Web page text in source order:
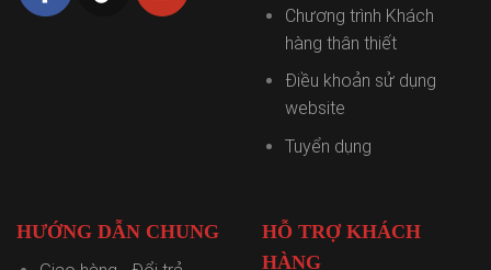
Chương trình Khách
hàng thân thiết
Điều khoản sử dụng
website
Tuyển dụng
HƯỚNG DẪN CHUNG
HỖ TRỢ KHÁCH
HÀNG